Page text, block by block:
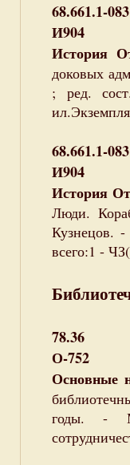
68.661.1-083
И904
История
доковых
; ред.
68.661.1-083
И904
История
Люди.
Кузнецов.
всего:1 -
78.36
О-752
Основные
годы. - М.